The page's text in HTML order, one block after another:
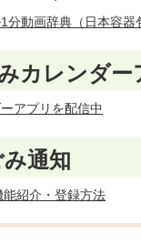
分動画辞典（日本容
カレンダー
アプリを配信中
通知
紹介・登録方法